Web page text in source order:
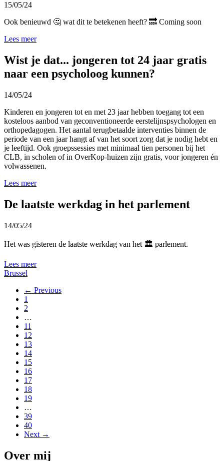
15/05/24
Ook benieuwd 🤔 wat dit te betekenen heeft? 🔜 Coming soon
Lees meer
Wist je dat... jongeren tot 24 jaar gratis
naar een psycholoog kunnen?
14/05/24
Kinderen en jongeren tot en met 23 jaar hebben toegang tot een
kosteloos aanbod van geconventioneerde eerstelijnspsychologen en
orthopedagogen. Het aantal terugbetaalde interventies binnen de
periode van een jaar hangt af van het soort zorg dat je nodig hebt en
je leeftijd. Ook groepssessies met minimaal tien personen bij het
CLB, in scholen of in OverKop-huizen zijn gratis, voor jongeren én
volwassenen.
Lees meer
De laatste werkdag in het parlement
14/05/24
Het was gisteren de laatste werkdag van het 🏛️ parlement.
Lees meer
Brussel
← Previous
1
2
…
11
12
13
14
15
16
17
18
19
…
39
40
Next →
Over mij